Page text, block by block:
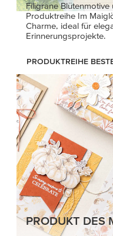
Filigrane
Produktreihe Im
Charme, ideal für
Erinnerungsprojekte.
PRODUKTREIHE
PRODUKT DES